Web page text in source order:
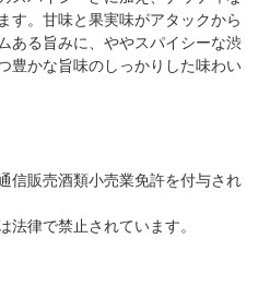
す。甘味と果実味がアタックから
ある旨みに、ややスパイシーな渋
豊かな旨味のしっかりした味わい
信販売酒類小売業免許を付与され
律で禁止されています。